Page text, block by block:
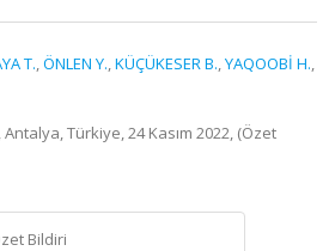
T.,ÖNLEN Y.,KÜÇÜKESER B.,YAQOOBİ H.,
Antalya, Türkiye, 24 Kasım 2022, (Özet
Bildiri